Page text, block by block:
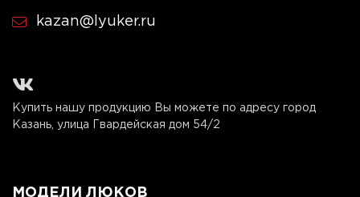
kazan@lyuker.ru
Купить нашу продукцию Вы можете по адресу город
Казань, улица Гвардейская дом 54/2
МОДЕЛИ ЛЮКОВ